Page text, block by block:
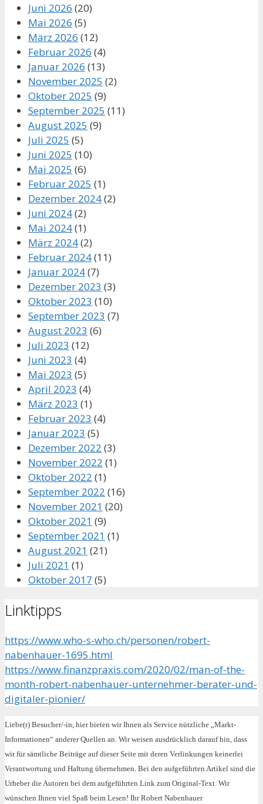
Juni 2026 (20)
Mai 2026 (5)
März 2026 (12)
Februar 2026 (4)
Januar 2026 (13)
November 2025 (2)
Oktober 2025 (9)
September 2025 (11)
August 2025 (9)
Juli 2025 (5)
Juni 2025 (10)
Mai 2025 (6)
Februar 2025 (1)
Dezember 2024(2)
Juni 2024(2)
Mai 2024(1)
März 2024(2)
Februar 2024(11)
Januar 2024(7)
Dezember 2023 (3)
Oktober 2023 (10)
September 2023 (7)
August 2023 (6)
Juli 2023 (12)
Juni 2023 (4)
Mai 2023 (5)
April 2023 (4)
März 2023 (1)
Februar 2023 (4)
Januar 2023 (5)
Dezember 2022 (3)
November 2022 (1)
Oktober 2022 (1)
September 2022 (16)
November 2021 (20)
Oktober 2021 (9)
September 2021 (1)
August 2021 (21)
Juli 2021 (1)
Oktober 2017 (5)
Linktipps
https://www.who-s-who.ch/personen/robert-
nabenhauer-1695.html
https://www.finanzpraxis.com/2020/02/man-of-the-
month-robert-nabenhauer-unternehmer-berater-und-
digitaler-pionier/
Liebe(r) Besucher/-in, hier bieten wir Ihnen als Service nützliche „Markt-
Informationen“ anderer Quellen an. Wir weisen ausdrücklich darauf hin, dass
wir für sämtliche Beiträge auf dieser Seite mit deren Verlinkungen keinerlei
Verantwortung und Haftung übernehmen. Bei den aufgeführten Artikel sind die
Urheber die Autoren bei dem aufgeführten Link zum Original-Text. Wir
wünschen Ihnen viel Spaß beim Lesen! Ihr Robert Nabenhauer